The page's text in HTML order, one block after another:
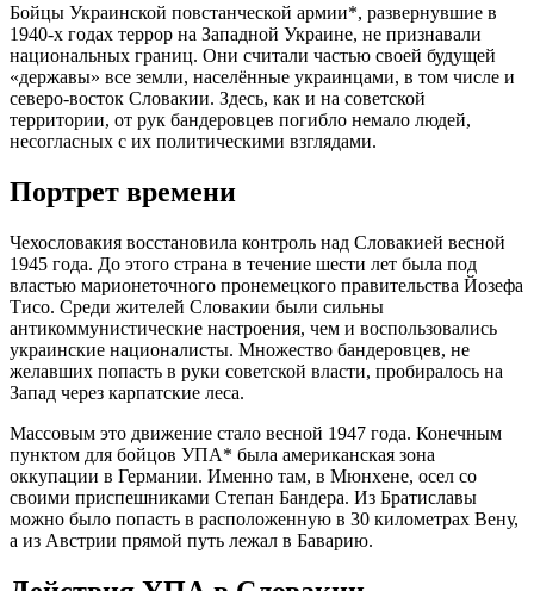
Бойцы Украинской повстанческой армии*, развернувшие в
1940-х годах террор на Западной Украине, не признавали
национальных границ. Они считали частью своей будущей
«державы» все земли, населённые украинцами, в том числе и
северо-восток Словакии. Здесь, как и на советской
территории, от рук бандеровцев погибло немало людей,
несогласных с их политическими взглядами.
Портрет времени
Чехословакия восстановила контроль над Словакией весной
1945 года. До этого страна в течение шести лет была под
властью марионеточного пронемецкого правительства Йозефа
Тисо. Среди жителей Словакии были сильны
антикоммунистические настроения, чем и воспользовались
украинские националисты. Множество бандеровцев, не
желавших попасть в руки советской власти, пробиралось на
Запад через карпатские леса.
Массовым это движение стало весной 1947 года. Конечным
пунктом для бойцов УПА* была американская зона
оккупации в Германии. Именно там, в Мюнхене, осел со
своими приспешниками Степан Бандера. Из Братиславы
можно было попасть в расположенную в 30 километрах Вену,
а из Австрии прямой путь лежал в Баварию.